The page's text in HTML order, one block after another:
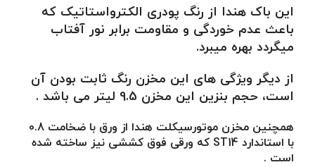
این باک هندا از رنگ پودری الکترواستاتیک که
باعث عدم خوردگی و مقاومت برابر نور آفتاب
میگردد بهره میبرد.
از دیگر ویژگی های این مخزن رنگ ثابت بودن آن
است، حجم بنزین این مخزن 9.5 لیتر می باشد .
همچنین مخزن موتورسیکلت هندا از ورق با ضخامت 0.8
با استاندارد ST14 که ورقی فوق کششی نیز ساخته شده
است .